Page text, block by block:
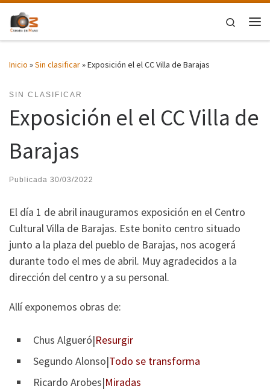
Saltar al contenido
Search
Inicio »Sin clasificar»Exposición el el CC Villa de Barajas
SIN CLASIFICAR
Exposición el el CC Villa de
Barajas
Publicada 30/03/2022
El día 1 de abril inauguramos exposición en el Centro
Cultural Villa de Barajas. Este bonito centro situado
junto a la plaza del pueblo de Barajas, nos acogerá
durante todo el mes de abril. Muy agradecidos a la
dirección del centro y a su personal.
Allí exponemos obras de:
Chus Algueró|Resurgir
Segundo Alonso|Todo se transforma
Ricardo Arobes|Miradas